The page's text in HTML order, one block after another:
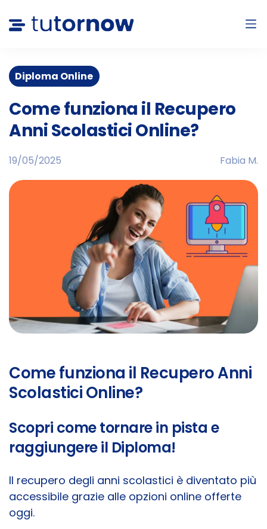
Diploma Online
Come funziona il Recupero
Anni Scolastici Online?
19/05/2025 Fabia M.
Come funziona il Recupero Anni
Scolastici Online?
Scopri come tornare in pista e
raggiungere il Diploma!
Il recupero degli anni scolastici è diventato più
accessibile grazie alle opzioni online offerte
oggi.